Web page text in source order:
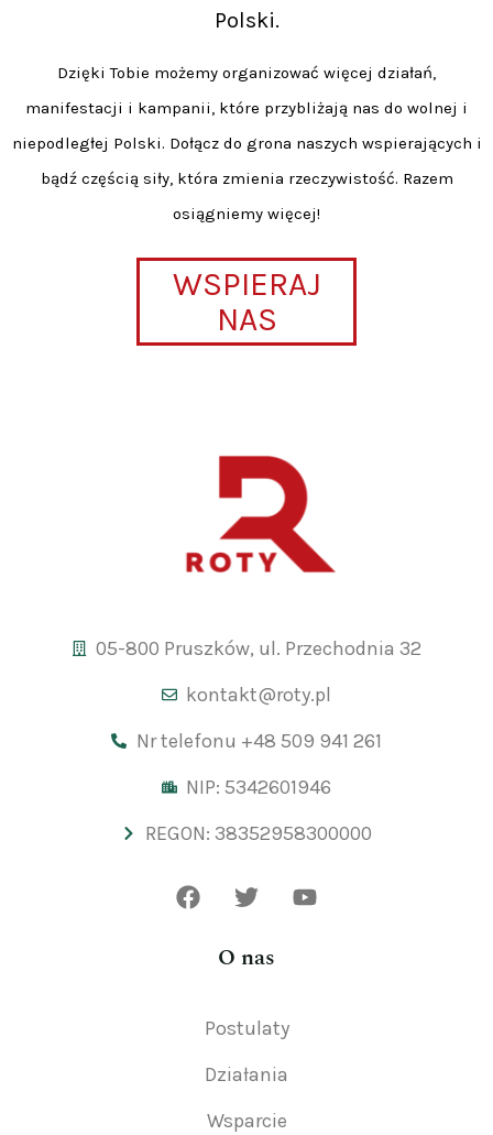
Polski.
Dzięki Tobie możemy organizować więcej działań,
manifestacji i kampanii, które przybliżają nas do wolnej i
niepodległej Polski. Dołącz do grona naszych wspierających i
bądź częścią siły, która zmienia rzeczywistość. Razem
osiągniemy więcej!
WSPIERAJ
NAS
05-800 Pruszków, ul. Przechodnia 32
kontakt@roty.pl
Nr telefonu +48 509 941 261
NIP: 5342601946
REGON: 38352958300000
O nas
Postulaty
Działania
Wsparcie